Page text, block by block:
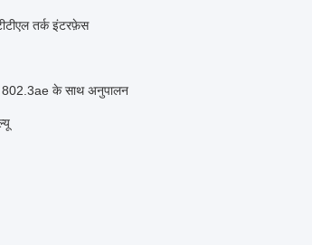
तर्क इंटरफ़ेस
के साथ अनुपालन